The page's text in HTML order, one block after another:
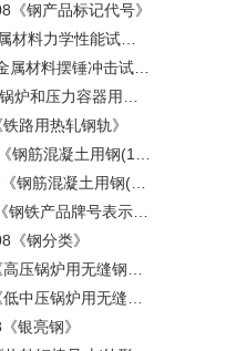
钢产品标记代号》
路用热轧钢轨》
《钢分类》
银亮钢》